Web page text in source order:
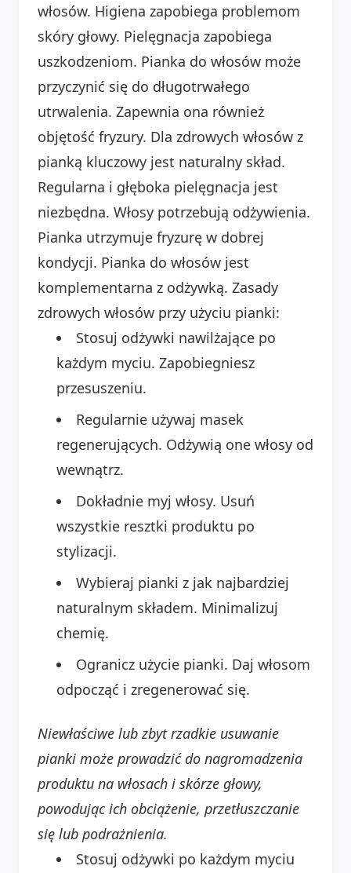
włosów. Higiena zapobiega problemom
skóry głowy. Pielęgnacja zapobiega
uszkodzeniom. Pianka do włosów może
przyczynić się do długotrwałego
utrwalenia. Zapewnia ona również
objętość fryzury. Dla zdrowych włosów z
pianką kluczowy jest naturalny skład.
Regularna i głęboka pielęgnacja jest
niezbędna. Włosy potrzebują odżywienia.
Pianka utrzymuje fryzurę w dobrej
kondycji. Pianka do włosów jest
komplementarna z odżywką. Zasady
zdrowych włosów przy użyciu pianki:
Stosuj odżywki nawilżające po
każdym myciu. Zapobiegniesz
przesuszeniu.
Regularnie używaj masek
regenerujących. Odżywią one włosy od
wewnątrz.
Dokładnie myj włosy. Usuń
wszystkie resztki produktu po
stylizacji.
Wybieraj pianki z jak najbardziej
naturalnym składem. Minimalizuj
chemię.
Ogranicz użycie pianki. Daj włosom
odpocząć i zregenerować się.
Niewłaściwe lub zbyt rzadkie usuwanie
pianki może prowadzić do nagromadzenia
produktu na włosach i skórze głowy,
powodując ich obciążenie, przetłuszczanie
się lub podrażnienia.
Stosuj odżywki po każdym myciu